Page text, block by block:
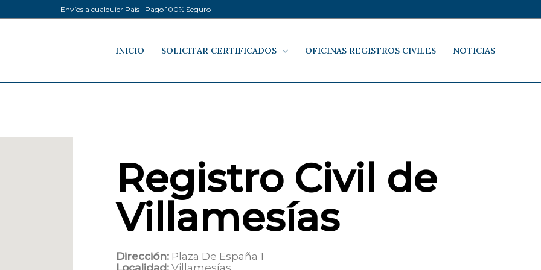
Envíos a cualquier País · Pago 100% Seguro
INICIO SOLICITAR CERTIFICADOS OFICINAS REGISTROS CIVILES NOTICIAS
Registro Civil de
Villamesías
Dirección: Plaza De España 1
Localidad: Villamesías